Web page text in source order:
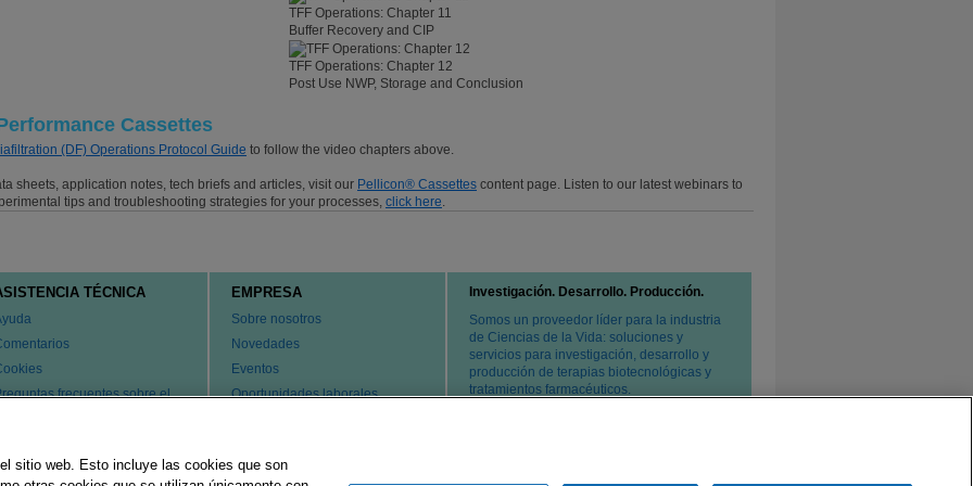
TFF Operations: Chapter 11
Buffer Recovery and CIP
TFF Operations: Chapter 12
Post Use NWP, Storage and Conclusion
Cassettes
(DF) Operations Protocol Guide to follow the video chapters above.
sheets, application notes, tech briefs and articles, visit our Pellicon® Cassettes content page. Listen to our latest webinars to
tips and troubleshooting strategies for your processes, click here.
TÉCNICA
frecuentes sobre el
Contacte con nosotros
EMPRESA
Sobre nosotros
Novedades
Eventos
Oportunidades laborales
Investigación. Desarrollo. Producción.
Somos un proveedor líder para la industria
de Ciencias de la Vida: soluciones y
servicios para investigación, desarrollo y
producción de terapias biotecnológicas y
tratamientos farmacéuticos.
sitio web. Esto incluye las cookies que son